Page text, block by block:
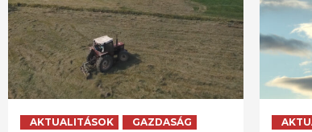
AKTUALITÁSOK GAZDASÁG